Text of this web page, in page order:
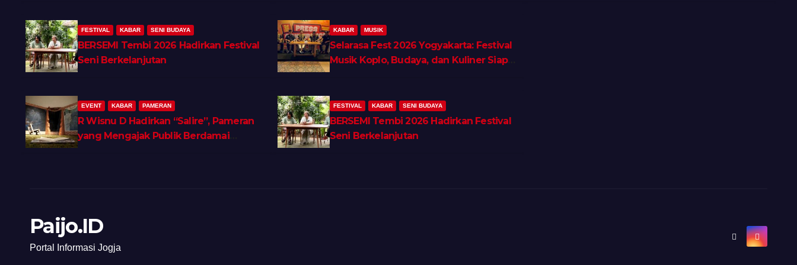
FESTIVAL KABAR SENI BUDAYA
BERSEMI Tembi 2026 Hadirkan Festival
Seni Berkelanjutan
EVENT KABAR PAMERAN
R Wisnu D Hadirkan “Salire”, Pameran
yang Mengajak Publik Berdamai
KABAR MUSIK
Selarasa Fest 2026 Yogyakarta: Festival
Musik Koplo, Budaya, dan Kuliner Siap
Guncang Rocket Arena
FESTIVAL KABAR SENI BUDAYA
BERSEMI Tembi 2026 Hadirkan Festival
Seni Berkelanjutan
Paijo.ID
Portal Informasi Jogja